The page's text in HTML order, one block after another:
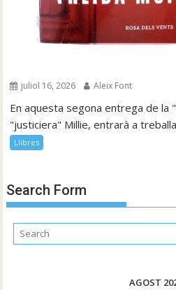
juliol 16, 2026 Aleix Font
En aquesta segona entrega de la
"justiciera" Millie, entrarà a
Llibres
Search Form
AGOST